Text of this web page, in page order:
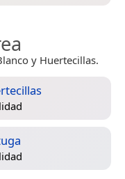
y Huertecillas.